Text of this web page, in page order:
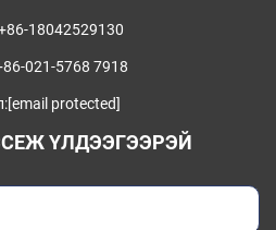
18042529130
021-5768 7918
[email protected]
ҮЛДЭЭГЭЭРЭЙ